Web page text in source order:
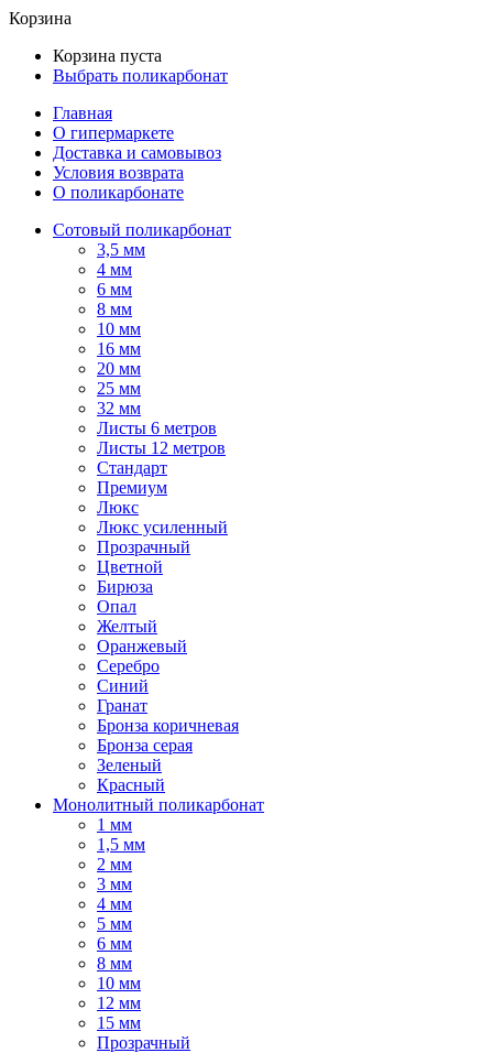
Корзина
Корзина пуста
Выбрать поликарбонат
Главная
О гипермаркете
Доставка и самовывоз
Условия возврата
О поликарбонате
Сотовый поликарбонат
3,5 мм
4 мм
6 мм
8 мм
10 мм
16 мм
20 мм
25 мм
32 мм
Листы 6 метров
Листы 12 метров
Стандарт
Премиум
Люкс
Люкс усиленный
Прозрачный
Цветной
Бирюза
Опал
Желтый
Оранжевый
Серебро
Синий
Гранат
Бронза коричневая
Бронза серая
Зеленый
Красный
Монолитный поликарбонат
1 мм
1,5 мм
2 мм
3 мм
4 мм
5 мм
6 мм
8 мм
10 мм
12 мм
15 мм
Прозрачный